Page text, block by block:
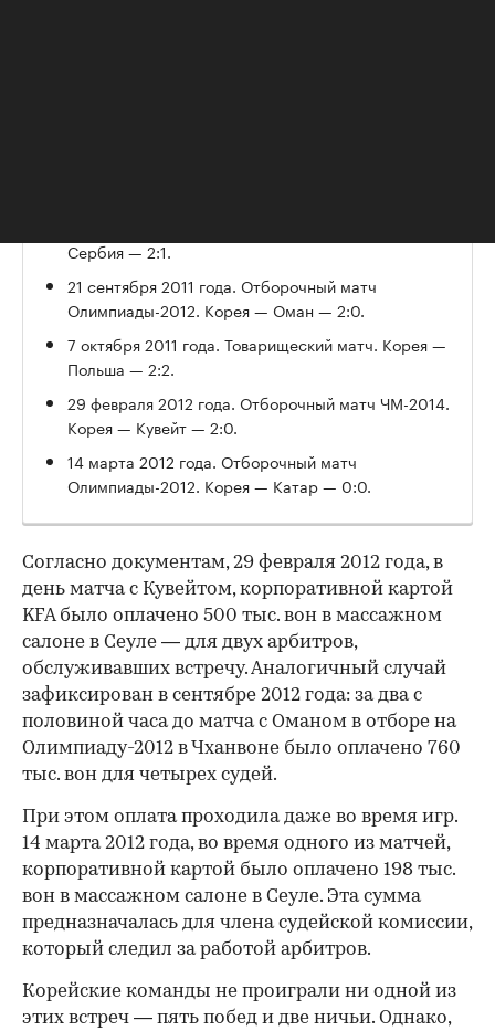
Сербия — 2:1.
21 сентября 2011 года. Отборочный матч
Олимпиады-2012. Корея — Оман — 2:0.
7 октября 2011 года. Товарищеский матч. Корея —
Польша — 2:2.
29 февраля 2012 года. Отборочный матч ЧМ-2014.
Корея — Кувейт — 2:0.
14 марта 2012 года. Отборочный матч
Олимпиады-2012. Корея — Катар — 0:0.
Согласно документам, 29 февраля 2012 года, в
день матча с Кувейтом, корпоративной картой
KFA было оплачено 500 тыс. вон в массажном
салоне в Сеуле — для двух арбитров,
обслуживавших встречу. Аналогичный случай
зафиксирован в сентябре 2012 года: за два с
половиной часа до матча с Оманом в отборе на
Олимпиаду-2012 в Чханвоне было оплачено 760
тыс. вон для четырех судей.
При этом оплата проходила даже во время игр.
14 марта 2012 года, во время одного из матчей,
корпоративной картой было оплачено 198 тыс.
вон в массажном салоне в Сеуле. Эта сумма
предназначалась для члена судейской комиссии,
который следил за работой арбитров.
Корейские команды не проиграли ни одной из
этих встреч — пять побед и две ничьи. Однако,